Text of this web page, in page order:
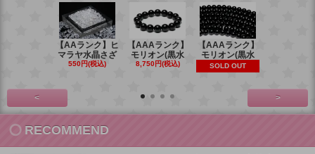
【AAランク】ヒ
マラヤ水晶さざ
550円(税込)
【AAAランク】
モリオン(黒水
8,750円(税込)
【AAAランク】
モリオン(黒水
SOLD OUT
< >
RECOMMEND